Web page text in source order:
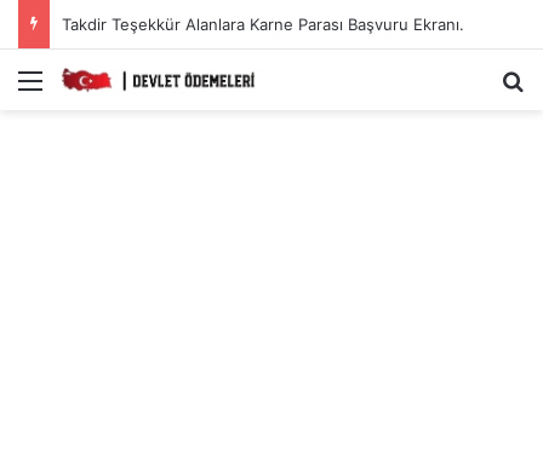
Takdir Teşekkür Alanlara Karne Parası Başvuru Ekranı.
Menü